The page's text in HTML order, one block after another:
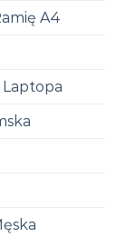
A4
Laptopa